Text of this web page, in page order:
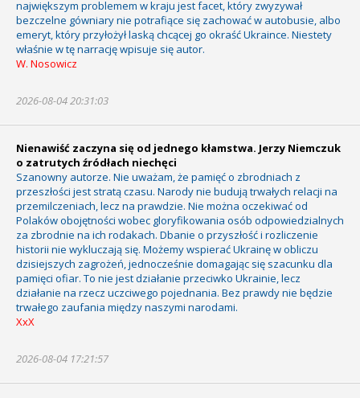
największym problemem w kraju jest facet, który zwyzywał
bezczelne gówniary nie potrafiące się zachować w autobusie, albo
emeryt, który przyłożył laską chcącej go okraść Ukraince. Niestety
właśnie w tę narrację wpisuje się autor.
W. Nosowicz
2026-08-04 20:31:03
Nienawiść zaczyna się od jednego kłamstwa. Jerzy Niemczuk
o zatrutych źródłach niechęci
Szanowny autorze. Nie uważam, że pamięć o zbrodniach z
przeszłości jest stratą czasu. Narody nie budują trwałych relacji na
przemilczeniach, lecz na prawdzie. Nie można oczekiwać od
Polaków obojętności wobec gloryfikowania osób odpowiedzialnych
za zbrodnie na ich rodakach. Dbanie o przyszłość i rozliczenie
historii nie wykluczają się. Możemy wspierać Ukrainę w obliczu
dzisiejszych zagrożeń, jednocześnie domagając się szacunku dla
pamięci ofiar. To nie jest działanie przeciwko Ukrainie, lecz
działanie na rzecz uczciwego pojednania. Bez prawdy nie będzie
trwałego zaufania między naszymi narodami.
XxX
2026-08-04 17:21:57